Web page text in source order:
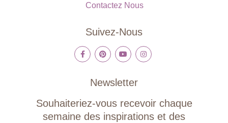
Contactez Nous
Suivez-Nous
Newsletter
Souhaiteriez-vous recevoir chaque
semaine des inspirations et des